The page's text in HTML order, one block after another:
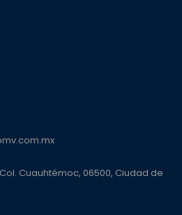
Cuauhtémoc, 06500, Ciudad de